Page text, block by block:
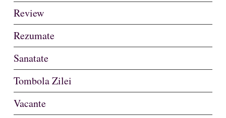
Review
Rezumate
Sanatate
Tombola Zilei
Vacante